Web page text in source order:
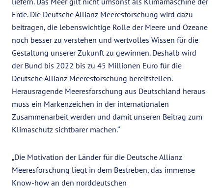
Erde. Die Deutsche Allianz Meeresforschung wird dazu
beitragen, die lebenswichtige Rolle der Meere und Ozeane
noch besser zu verstehen und wertvolles Wissen für die
Gestaltung unserer Zukunft zu gewinnen. Deshalb wird
der Bund bis 2022 bis zu 45 Millionen Euro für die
Deutsche Allianz Meeresforschung bereitstellen.
Herausragende Meeresforschung aus Deutschland heraus
muss ein Markenzeichen in der internationalen
Zusammenarbeit werden und damit unseren Beitrag zum
Klimaschutz sichtbarer machen.“
„Die Motivation der Länder für die Deutsche Allianz
Meeresforschung liegt in dem Bestreben, das immense
Know-how an den norddeutschen